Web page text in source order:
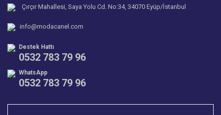
Bu ürüne benzer farklı alternatifler olmalı.
Çırçır Mahallesi, Saya Yolu Cd. No:34, 34070 Eyüp/İstanbul
info@modacanel.com
Destek Hattı
0532 783 79 96
WhatsApp
0532 783 79 96